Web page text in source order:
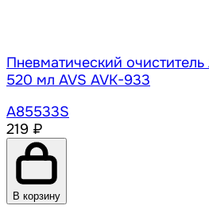
Пневматический
520 мл AVS AVK-933
A85533S
219 ₽
В корзину